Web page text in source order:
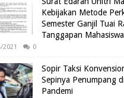
Kebijakan Metode
Semester Ganjil Tuai
Tanggapan Mahasiswa
2021 0
Sopir Taksi
Sepinya Penumpang
Pandemi